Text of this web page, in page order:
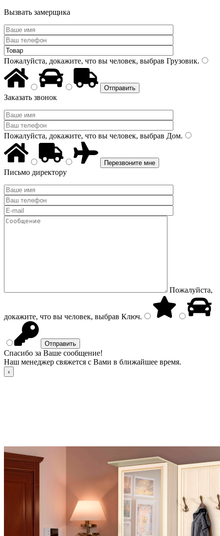
Вызвать замерщика
Пожалуйста, докажите, что вы человек, выбрав Грузовик.
Заказать звонок
Пожалуйста, докажите, что вы человек, выбрав Дом.
Письмо директору
Пожалуйста,
докажите, что вы человек, выбрав Ключ.
Спасибо за Ваше сообщение!
Наш менеджер свяжется с Вами в ближайшее время.